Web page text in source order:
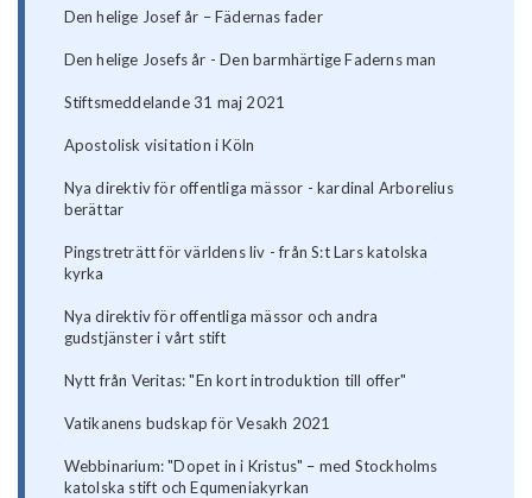
Den helige Josef år – Fädernas fader
Den helige Josefs år - Den barmhärtige Faderns man
Stiftsmeddelande 31 maj 2021
Apostolisk visitation i Köln
Nya direktiv för offentliga mässor - kardinal Arborelius
berättar
Pingstreträtt för världens liv - från S:t Lars katolska
kyrka
Nya direktiv för offentliga mässor och andra
gudstjänster i vårt stift
Nytt från Veritas: "En kort introduktion till offer"
Vatikanens budskap för Vesakh 2021
Webbinarium: "Dopet in i Kristus" – med Stockholms
katolska stift och Equmeniakyrkan